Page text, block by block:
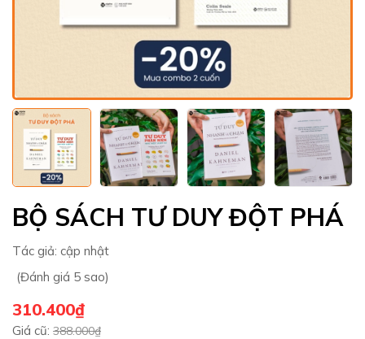
BỘ SÁCH TƯ DUY ĐỘT PHÁ
Tác giả: cập nhật
(Đánh giá 5 sao)
310.400₫
Giá cũ: 388.000₫